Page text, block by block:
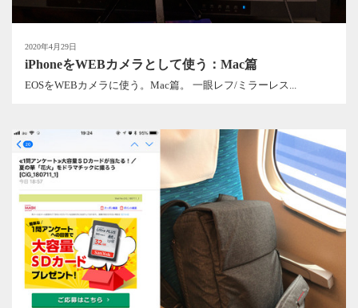
2020年4月29日
iPhoneをWEBカメラとして使う：Mac篇
EOSをWEBカメラに使う。Mac篇。 一眼レフ/ミラーレス...